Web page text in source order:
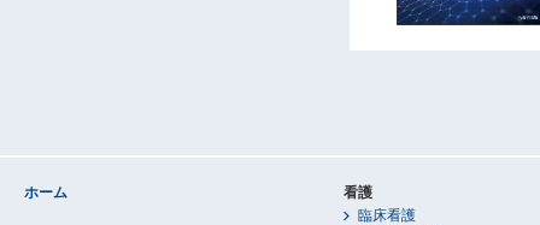
ホーム
看護
臨床看護